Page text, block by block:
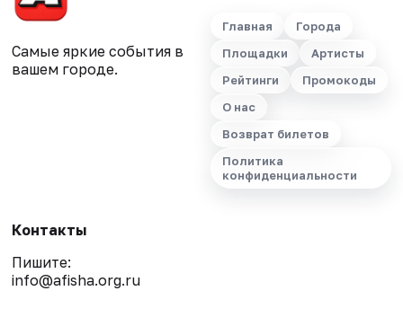
Самые яркие события в
вашем городе.
Главная
Города
Площадки
Артисты
Рейтинги
Промокоды
О нас
Возврат билетов
Политика
конфиденциальности
Контакты
Пишите:
info@afisha.org.ru